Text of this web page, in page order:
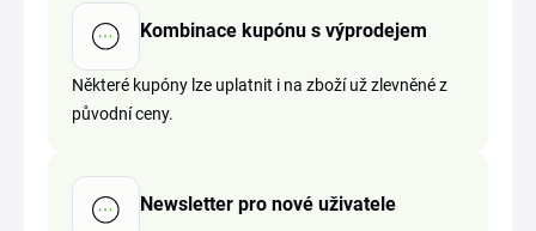
Kombinace kupónu s výprodejem
Některé kupóny lze uplatnit i na zboží už zlevněné z
původní ceny.
Newsletter pro nové uživatele